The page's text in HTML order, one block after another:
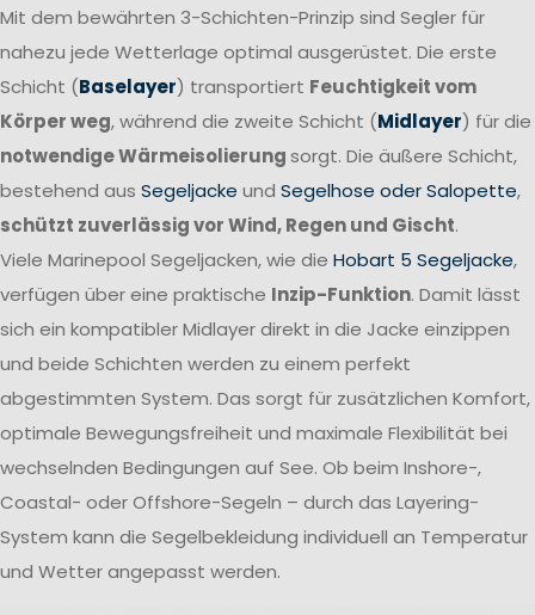
Mit dem bewährten 3-Schichten-Prinzip sind Segler für
nahezu jede Wetterlage optimal ausgerüstet. Die erste
Schicht (Baselayer) transportiert Feuchtigkeit vom
Körper weg, während die zweite Schicht (Midlayer) für die
notwendige Wärmeisolierungsorgt. Die äußere Schicht,
bestehend aus Segeljacke und Segelhose oder Salopette,
schützt zuverlässig vor Wind, Regen und Gischt.
Viele Marinepool Segeljacken, wie die Hobart 5 Segeljacke,
verfügen über eine praktische Inzip-Funktion. Damit lässt
sich ein kompatibler Midlayer direkt in die Jacke einzippen
und beide Schichten werden zu einem perfekt
abgestimmten System. Das sorgt für zusätzlichen Komfort,
optimale Bewegungsfreiheit und maximale Flexibilität bei
wechselnden Bedingungen auf See. Ob beim Inshore-,
Coastal- oder Offshore-Segeln – durch das Layering-
System kann die Segelbekleidung individuell an Temperatur
und Wetter angepasst werden.